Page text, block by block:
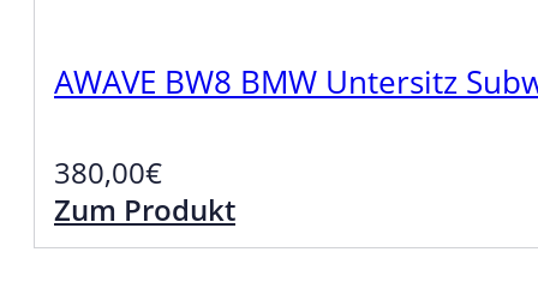
AWAVE BW8 BMW Untersitz
380,00€
Zum Produkt